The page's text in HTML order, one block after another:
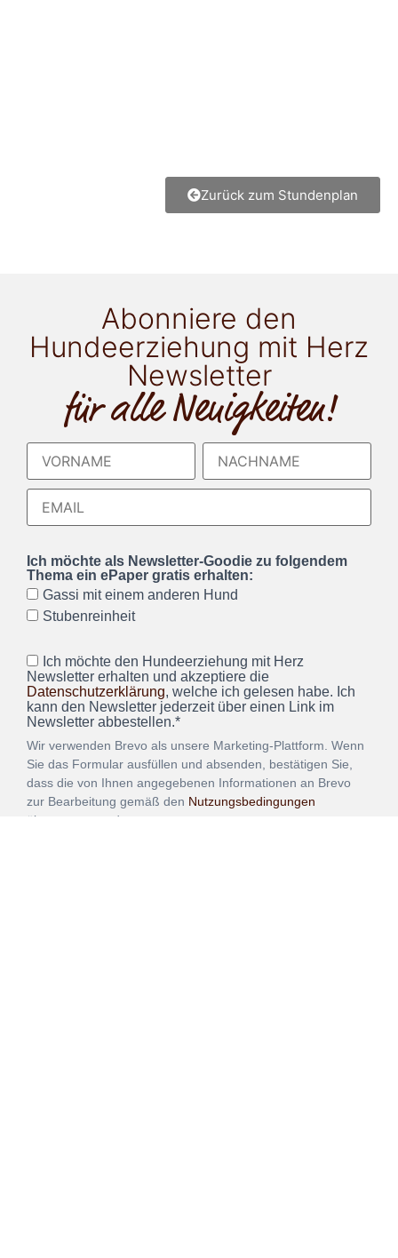
Zurück zum Stundenplan
Abonniere den
Hundeerziehung mit Herz
Newsletter
für alle Neuigkeiten!
Ich möchte als Newsletter-Goodie zu folgendem
Thema ein ePaper gratis erhalten:
Gassi mit einem anderen Hund
Stubenreinheit
Ich möchte den Hundeerziehung mit Herz
Newsletter erhalten und akzeptiere die
Datenschutzerklärung, welche ich gelesen habe. Ich
kann den Newsletter jederzeit über einen Link im
Newsletter abbestellen.*
Wir verwenden Brevo als unsere Marketing-Plattform. Wenn
Sie das Formular ausfüllen und absenden, bestätigen Sie,
dass die von Ihnen angegebenen Informationen an Brevo
zur Bearbeitung gemäß den Nutzungsbedingungen
übertragen werden.